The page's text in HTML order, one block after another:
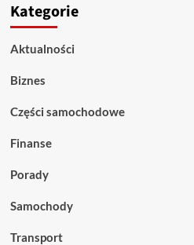
Kategorie
Aktualności
Biznes
Części samochodowe
Finanse
Porady
Samochody
Transport